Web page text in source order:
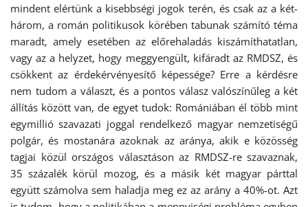
mindent elértünk a kisebbségi jogok terén, és csak az a két-
három, a román politikusok körében tabunak számító téma
maradt, amely esetében az előrehaladás kiszámíthatatlan,
vagy az a helyzet, hogy meggyengült, kifáradt az RMDSZ, és
csökkent az érdekérvényesítő képessége? Erre a kérdésre
nem tudom a választ, és a pontos válasz valószínűleg a két
állítás között van, de egyet tudok: Romániában él több mint
egymillió szavazati joggal rendelkező magyar nemzetiségű
polgár, és mostanára azoknak az aránya, akik e közösség
tagjai közül országos választáson az RMDSZ-re szavaznak,
35 százalék körül mozog, és a másik két magyar párttal
együtt számolva sem haladja meg ez az arány a 40%-ot. Azt